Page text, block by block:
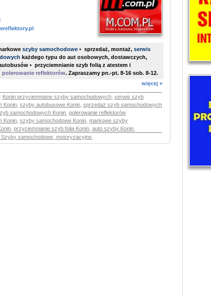
szyby samochodowe • sprzedaż, montaż, serwis
każdego typu do aut osobowych, dostawczych,
• przyciemnianie szyb folią z atestem i
polerowanie reflektorów. Zapraszamy pn.-pt. 8-16 sob. 8-12.
więcej »
Konin przyciemniane szyby samochodowych serwis szyb
Konin szyby autobusowe Konin sprzedaż szyb samochodowych
samochodowych Konin polerowanie reflektorów
Konin szyby samochodowe Konin markowe szyby
przyciemnianie szyb folią Konin auto szyby Konin
samochodowe, motoryzacyjne